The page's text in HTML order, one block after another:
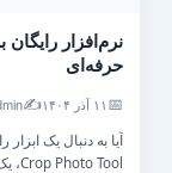
حرفه‌ای
۱۱ آذر ۱۴۰۴ ✍️
admin
آیا به دنبال یک ابزار
Crop Photo Tool، یک راه‌حل حرفه‌ای...